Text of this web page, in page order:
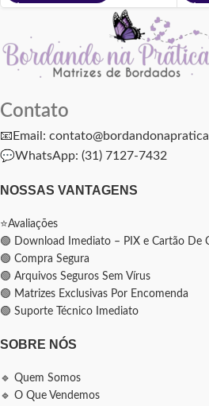
Contato
📧Email:
💬WhatsApp: (31) 7127-7432
NOSSAS VANTAGENS
⭐Avaliações
🟢 Download Imediato – PIX e Cartão De
🟢 Compra Segura
🟢 Arquivos Seguros Sem Vírus
🟢 Matrizes Exclusivas Por Encomenda
🟢 Suporte Técnico Imediato
SOBRE NÓS
🔹 Quem Somos
🔹 O Que Vendemos